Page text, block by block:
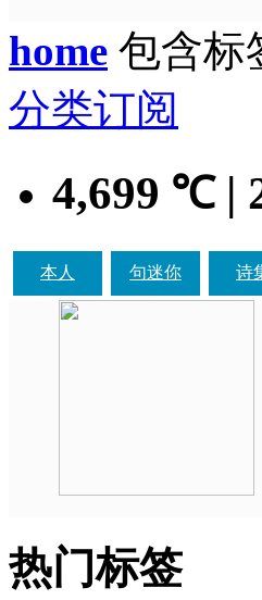
home 包含标
分类订阅
4,699 ℃ |
本人 句迷你 诗
热门标签